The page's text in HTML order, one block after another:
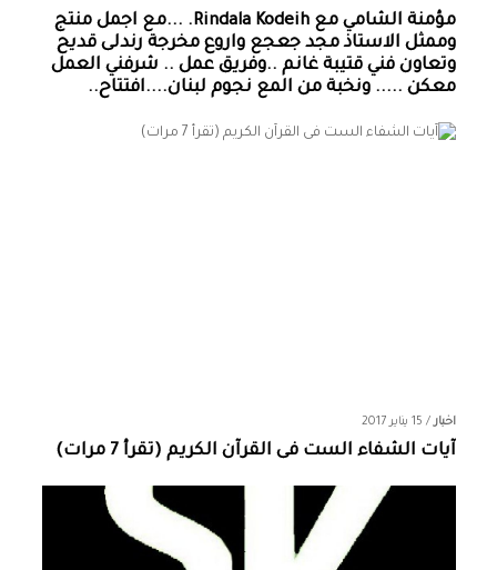
مؤمنة الشامي‏ مع ‏‎Rindala Kodeih‎‏. ...مع اجمل منتج
وممثل الاستاذ مجد جعجع واروع مخرجة رندلى قديح
وتعاون فني قتيبة غانم ..وفريق عمل .. شرفني العمل
معكن ..... ونخبة من المع نجوم لبنان....افتتاح..
اخبار/ 15 يناير 2017
آيات الشفاء الست فى القرآن الكريم (تقرأ 7 مرات)